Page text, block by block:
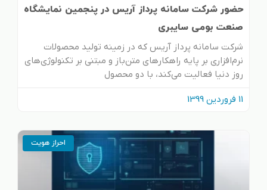
حضور شرکت سامانه پرداز آریس در پنجمین نمایشگاه
صنعت بومی سایبری
شرکت سامانه پرداز آریس که در زمینه تولید محصولات
نرم‌افزاری بر پایه راهکارهای متن‌باز و مبتنی بر تکنولوژی‌های
روز دنیا فعالیت می‌کند، با دو محصول
11 فروردین 1399
احراز هویت